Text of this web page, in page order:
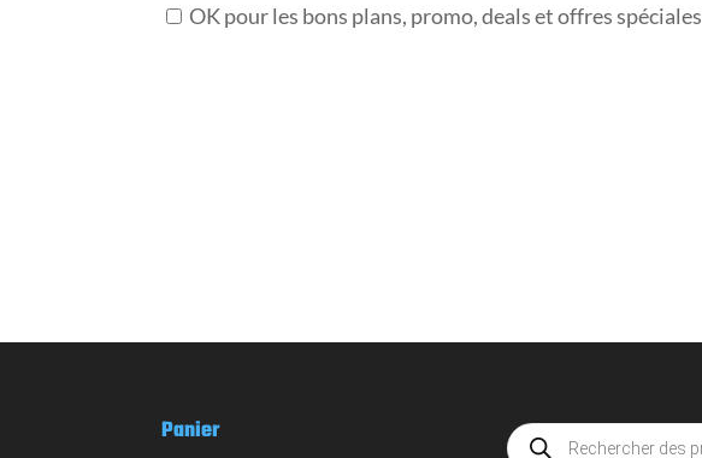
OK pour les bons plans, promo, deals et offres spéciales
Panier
Recherche
de